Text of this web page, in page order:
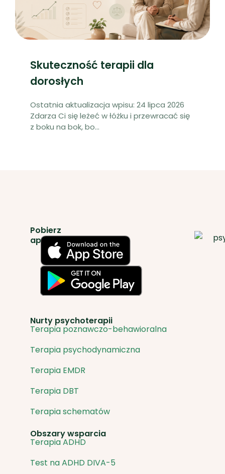
Skuteczność terapii dla
dorosłych
Ostatnia aktualizacja wpisu: 24 lipca 2026
Zdarza Ci się leżeć w łóżku i przewracać się
z boku na bok, bo...
Pobierz
aplikację
Nurty psychoterapii
Terapia poznawczo-behawioralna
Terapia psychodynamiczna
Terapia EMDR
Terapia DBT
Terapia schematów
Obszary wsparcia
Terapia ADHD
Test na ADHD DIVA-5